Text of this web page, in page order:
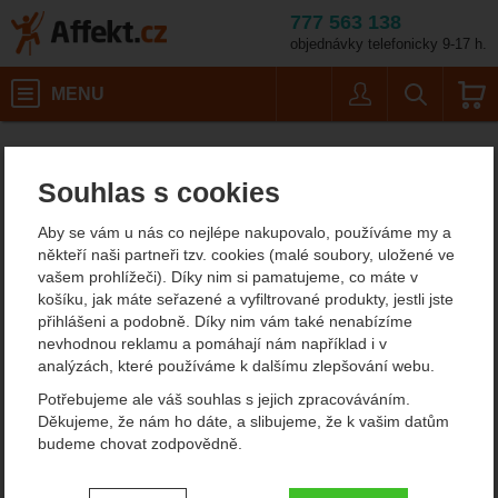
Souhlas s cookies
Aby se vám u nás co nejlépe nakupovalo, používáme my a
někteří naši partneři tzv. cookies (malé soubory, uložené ve
vašem prohlížeči). Díky nim si pamatujeme, co máte v
košíku, jak máte seřazené a vyfiltrované produkty, jestli jste
přihlášeni a podobně. Díky nim vám také nenabízíme
nevhodnou reklamu a pomáhají nám například i v
analýzách, které používáme k dalšímu zlepšování webu.
Potřebujeme ale váš souhlas s jejich zpracováváním.
Děkujeme, že nám ho dáte, a slibujeme, že k vašim datům
budeme chovat zodpovědně.
Nastavení souhlasů s kategoriemi
777 563 138
objednávky telefonicky 9-17 h.
MENU
Outdoorová obuv, nepromokavé boty AKU
Pohorky Aku - oblíbené
turistické boty z Itálie
Ve světě velmi oblíbená a v ČR roky etablovaná treková obuv Aku
je vyráběna v Itálii. Na výrobu používají vybrané materiály, které
vás ani v náročných podmínkách nezklamou.
Zobrazit více
Filtrování podle parametrů